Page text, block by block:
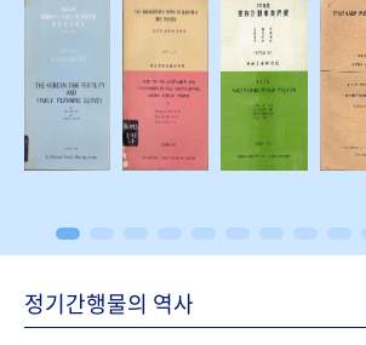
정기간행물의 역사